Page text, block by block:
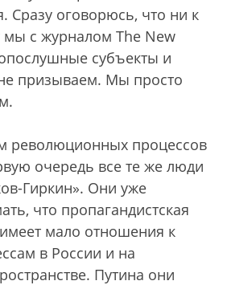
Сразу оговорюсь, что ни к
с журналом The New
субъекты и
призываем. Мы просто
революционных процессов
очередь все те же люди
Гиркин». Они уже
что пропагандистская
имеет мало отношения к
в России и на
Путина они